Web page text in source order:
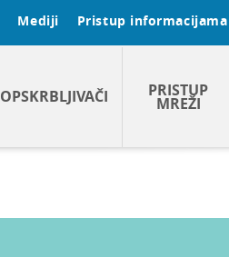
Mediji Pristup informacijama
OPSKRBLJIVAČI PRISTUP
MREŽI